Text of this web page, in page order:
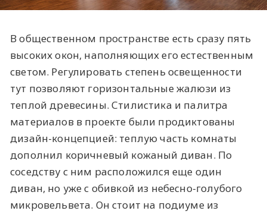
В общественном пространстве есть сразу пять
высоких окон, наполняющих его естественным
светом. Регулировать степень освещенности
тут позволяют горизонтальные жалюзи из
теплой древесины. Стилистика и палитра
материалов в проекте были продиктованы
дизайн-концепцией: теплую часть комнаты
дополнил коричневый кожаный диван. По
соседству с ним расположился еще один
диван, но уже с обивкой из небесно-голубого
микровельвета. Он стоит на подиуме из